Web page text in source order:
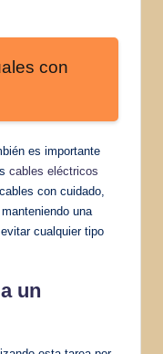
con
es importante
cables eléctricos
con cuidado,
una
cualquier tipo
un